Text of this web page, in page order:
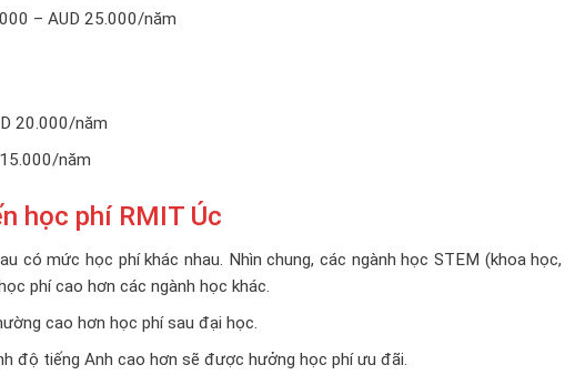
– AUD 25.000/năm
20.000/năm
năm
học phí RMIT Úc
có mức học phí khác nhau. Nhìn chung, các ngành học STEM (khoa
phí cao hơn các ngành học khác.
cao hơn học phí sau đại học.
độ tiếng Anh cao hơn sẽ được hưởng học phí ưu đãi.